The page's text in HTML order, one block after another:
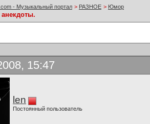
- Музыкальный портал > РАЗНОЕ > Юмор
анекдоты.
15:47
len
Постоянный пользователь